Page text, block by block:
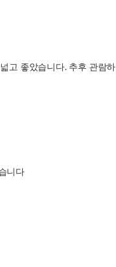
고 좋았습니다. 추후 관람하
니다